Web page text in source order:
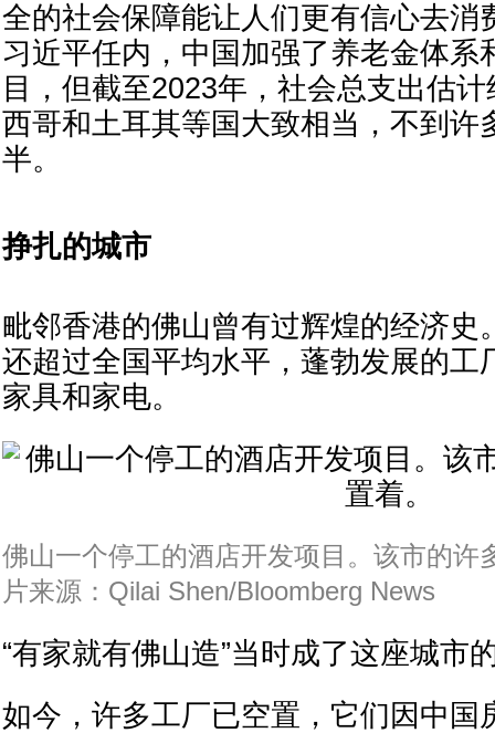
全的社会保障能让人们更有信心去消
习近平任内，中国加强了养老金体系
目，但截至2023年，社会总支出估
西哥和土耳其等国大致相当，不到许
半。
挣扎的城市
毗邻香港的佛山曾有过辉煌的经济史
还超过全国平均水平，蓬勃发展的工
家具和家电。
佛山一个停工的酒店开发项目。该市的许
片来源：Qilai Shen/Bloomberg News
“有家就有佛山造”当时成了这座城市
如今，许多工厂已空置，它们因中国